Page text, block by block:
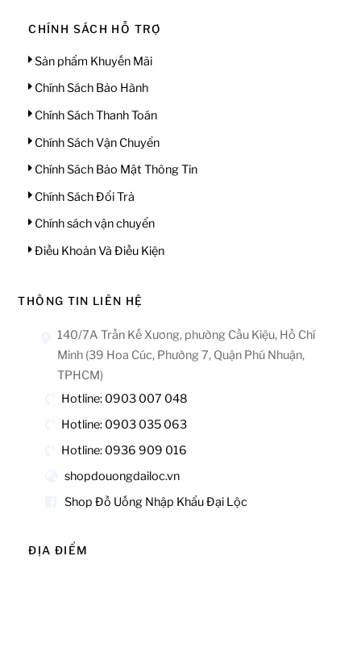
CHÍNH SÁCH HỖ TRỢ
Sản phẩm Khuyến Mãi
Chính Sách Bảo Hành
Chính Sách Thanh Toán
Chính Sách Vận Chuyển
Chính Sách Bảo Mật Thông Tin
Chính Sách Đổi Trả
Chính sách vận chuyển
Điều Khoản Và Điều Kiện
THÔNG TIN LIÊN HỆ
140/7A Trần Kế Xương, phường Cầu Kiệu, Hồ Chí
Minh (39 Hoa Cúc, Phường 7, Quận Phú Nhuận,
TPHCM)
Hotline: 0903 007 048
Hotline: 0903 035 063
Hotline: 0936 909 016
shopdouongdailoc.vn
Shop Đồ Uống Nhập Khẩu Đại Lộc
ĐỊA ĐIỂM